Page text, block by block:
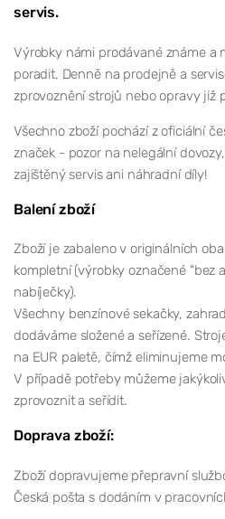
servis.
Výrobky námi prodávané známe a
poradit. Denně na prodejně a
zprovoznění strojů nebo opravy již
Všechno zboží pochází z oficiální
značek - pozor na nelegální
zajištěný servis ani náhradní díly!
Balení zboží
Zboží je zabaleno v originálních
kompletní (výrobky označené "bez
nabíječky).
Všechny benzínové sekačky,
dodáváme složené a seřízené.
na EUR paletě, čímž eliminujeme
V případě potřeby můžeme
zprovoznit a seřídit.
Doprava zboží:
Zboží dopravujeme přepravní
Česká pošta s dodáním v